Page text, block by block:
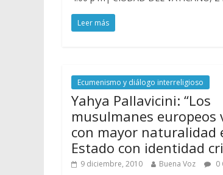
Leer más
Ecumenismo y diálogo interreligioso
Yahya Pallavicini: “Los
musulmanes europeos
con mayor naturalidad
Estado con identidad
9 diciembre, 2010 Buena Voz
0